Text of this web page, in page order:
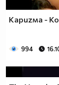
Кариzма -
994